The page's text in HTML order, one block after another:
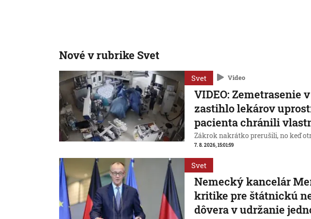
Nové v rubrike Svet
Svet Video
VIDEO: Zemetrasenie
zastihlo lekárov
pacienta chránili
Zákrok nakrátko prerušili, no keď
7. 8. 2026, 15:01:59
Svet
Nemecký kancelár
kritike pre štátnickú
dôvera v udržanie